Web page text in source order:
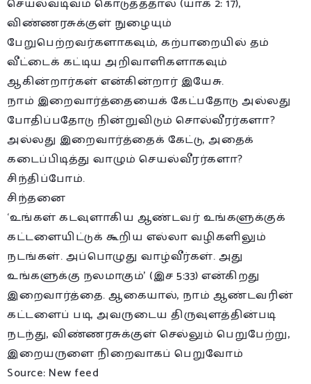
செயல்வடிவம் கொடுத்ததால் (யாக் 2: 17),
விண்ணரசுக்குள் நுழையும்
பேறுபெற்றவர்களாகவும், கற்பாறையில் தம்
வீட்டைக் கட்டிய அறிவாளிகளாகவும்
ஆகின்றார்கள் என்கின்றார் இயேசு.
நாம் இறைவார்த்தையைக் கேட்பதோடு அல்லது
போதிப்பதோடு நின்றுவிடும் சொல்வீரர்களா?
அல்லது இறைவார்த்தைக் கேட்டு, அதைக்
கடைப்பிடித்து வாழும் செயல்வீரர்களா?
சிந்திப்போம்.
சிந்தனை
‘உங்கள் கடவுளாகிய ஆண்டவர் உங்களுக்குக்
கட்டளையிட்டுக் கூறிய எல்லா வழிகளிலும்
நடங்கள். அப்பொழுது வாழ்வீர்கள். அது
உங்களுக்கு நலமாகும்’ (இச 5:33) என்கிறது
இறைவார்த்தை. ஆகையால், நாம் ஆண்டவரின்
கட்டளைப் படி, அவருடைய திருவுளத்தின்படி
நடந்து, விண்ணரசுக்குள் செல்லும் பெறுபேற்று,
இறையருளை நிறைவாகப் பெறுவோம்
Source: New feed